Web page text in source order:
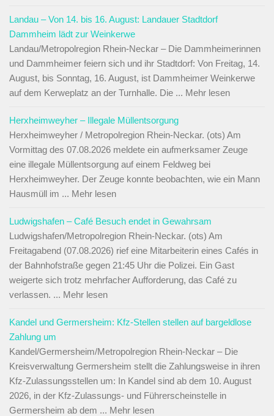
Landau – Von 14. bis 16. August: Landauer Stadtdorf
Dammheim lädt zur Weinkerwe
Landau/Metropolregion Rhein-Neckar – Die Dammheimerinnen
und Dammheimer feiern sich und ihr Stadtdorf: Von Freitag, 14.
August, bis Sonntag, 16. August, ist Dammheimer Weinkerwe
auf dem Kerweplatz an der Turnhalle. Die ... Mehr lesen
Herxheimweyher – Illegale Müllentsorgung
Herxheimweyher / Metropolregion Rhein-Neckar. (ots) Am
Vormittag des 07.08.2026 meldete ein aufmerksamer Zeuge
eine illegale Müllentsorgung auf einem Feldweg bei
Herxheimweyher. Der Zeuge konnte beobachten, wie ein Mann
Hausmüll im ... Mehr lesen
Ludwigshafen – Café Besuch endet in Gewahrsam
Ludwigshafen/Metropolregion Rhein-Neckar. (ots) Am
Freitagabend (07.08.2026) rief eine Mitarbeiterin eines Cafés in
der Bahnhofstraße gegen 21:45 Uhr die Polizei. Ein Gast
weigerte sich trotz mehrfacher Aufforderung, das Café zu
verlassen. ... Mehr lesen
Kandel und Germersheim: Kfz-Stellen stellen auf bargeldlose
Zahlung um
Kandel/Germersheim/Metropolregion Rhein-Neckar – Die
Kreisverwaltung Germersheim stellt die Zahlungsweise in ihren
Kfz-Zulassungsstellen um: In Kandel sind ab dem 10. August
2026, in der Kfz-Zulassungs- und Führerscheinstelle in
Germersheim ab dem ... Mehr lesen